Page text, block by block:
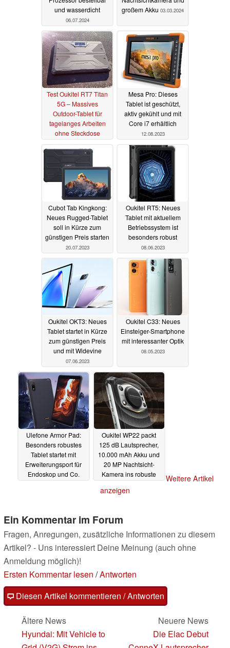
und wasserdicht
06.07.2024
großem Akku 03.03.2024
Test Oukitel RT7 Titan
5G – Massives
Outdoor-Tablet für
tagelanges Arbeiten
ohne Steckdose
Mesa Pro: Dieses
Tablet ist geschützt,
aktiv gekühlt und mit
Core i7 erhältlich
12.08.2023
Cubot Tab Kingkong:
Neues Rugged-Tablet
soll in Kürze zum
günstigen Preis starten
20.07.2023
Oukitel RT5: Neues
Tablet mit aktuellem
Betriebssystem ist
besonders robust
08.06.2023
Oukitel OKT3: Neues
Tablet startet in Kürze
zum günstigen Preis
und mit Widevine
07.06.2023
Oukitel C33: Neues
Einsteiger-Smartphone
mit interessanter Optik
08.05.2023
Ulefone Armor Pad:
Besonders robustes
Tablet startet mit
Erweiterungsport für
Endoskop und Co.
Oukitel WP22 packt
125 dB Lautsprecher,
10.000 mAh Akku und
20 MP Nachtsicht-
Kamera ins robuste
Weitere Artikel
anzeigen
Ein Kommentar im Forum
Fragen, Anregungen, zusätzliche Informationen zu diesem
Artikel? - Uns interessiert Deine Meinung (auch ohne
Anmeldung möglich)!
Ersten Kommentar lesen /Antworten
Diesen Artikel kommentieren / Antworten
Ältere News
Hyundai: Mit Vehicle to
Neuere News
Die Elac Debut